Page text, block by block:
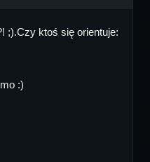
;).Czy ktoś się orientuje:
:)